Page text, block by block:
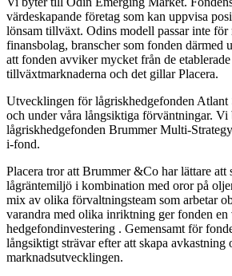
värdeskapande företag som kan uppvisa
lönsam tillväxt. Odins modell passar inte för
finansbolag, branscher som fonden därmed
att fonden avviker mycket från de
tillväxtmarknaderna och det gillar Placera.
Utvecklingen för lågriskhedgefonden
och under våra långsiktiga förväntningar. Vi
lågriskhedgefonden Brummer Multi-
i-fond.
Placera tror att Brummer &Co har lättare att
lågräntemiljö i kombination med oror på
mix av olika förvaltningsteam som arbetar
varandra med olika inriktning ger fonden en
hedgefondinvestering . Gemensamt för
långsiktigt strävar efter att skapa avkastning
marknadsutvecklingen.